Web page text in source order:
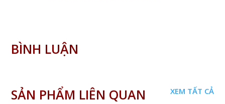
BÌNH LUẬN
SẢN PHẨM LIÊN QUAN XEM TẤT CẢ